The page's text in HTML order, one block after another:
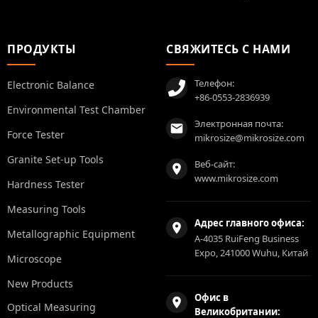
ПРОДУКТЫ
Electronic Balance
Environmental Test Chamber
Force Tester
Granite Set-up Tools
Hardness Tester
Measuring Tools
Metallographic Equipment
Microscope
New Products
Optical Measuring
СВЯЖИТЕСЬ С НАМИ
Телефон:
+86-0553-2836939
Электронная почта:
mikrosize@mikrosize.com
Веб-сайт:
www.mikrosize.com
Адрес главного офиса:
A-4035 RuiFeng Business
Expo, 241000 Wuhu, Китай
Офис в
Великобритании: